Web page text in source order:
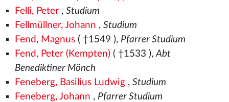
Felli, Peter, Studium
Fellmüllner, Johann , Studium
Fend, Magnus( †1549 ), Pfarrer Studium
Fend, Peter (Kempten)( †1533 ),Abt
Benediktiner Mönch
Feneberg, Basilius Ludwig, Studium
Feneberg, Johann , Pfarrer Studium